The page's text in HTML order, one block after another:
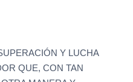
Y LUCHA
QUE, CON TAN